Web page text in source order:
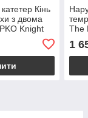
Кінь
з двома
Knight
The
1